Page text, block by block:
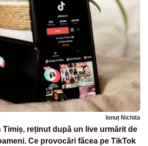
Ionuț Nichita
Timiș, reținut după un live urmărit de
Ce provocări făcea pe TikTok